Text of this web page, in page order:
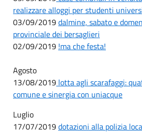
realizzare alloggi per studenti
03/09/2019dalmine, sabato e
provinciale dei bersaglieri
02/09/2019 !ma che festa!
Agosto
13/08/2019 lotta agli scarafaggi:
comune e sinergia con uniacque
Luglio
17/07/2019dotazioni alla polizia